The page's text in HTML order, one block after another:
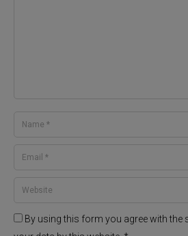
By using this form you agree with the